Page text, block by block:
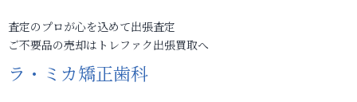
査定のプロが心を込めて出張査定
ご不要品の売却はトレファク出張買取へ
ラ・ミカ矯正歯科